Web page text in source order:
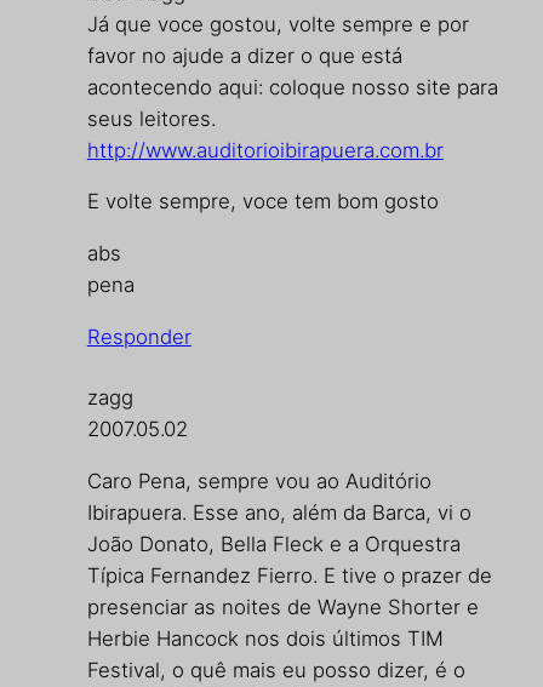
Já que voce gostou, volte sempre e por
favor no ajude a dizer o que está
acontecendo aqui: coloque nosso site para
seus leitores.
http://www.auditorioibirapuera.com.br
E volte sempre, voce tem bom gosto
abs
pena
Responder
zagg
2007.05.02
Caro Pena, sempre vou ao Auditório
Ibirapuera. Esse ano, além da Barca, vi o
João Donato, Bella Fleck e a Orquestra
Típica Fernandez Fierro. E tive o prazer de
presenciar as noites de Wayne Shorter e
Herbie Hancock nos dois últimos TIM
Festival, o quê mais eu posso dizer, é o